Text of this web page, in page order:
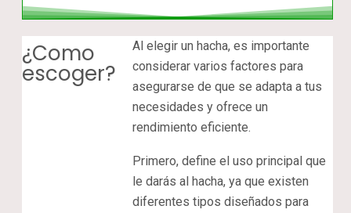
¿Como
escoger?
Al elegir un hacha, es importante
considerar varios factores para
asegurarse de que se adapta a tus
necesidades y ofrece un
rendimiento eficiente.
Primero, define el uso principal que
le darás al hacha, ya que existen
diferentes tipos diseñados para